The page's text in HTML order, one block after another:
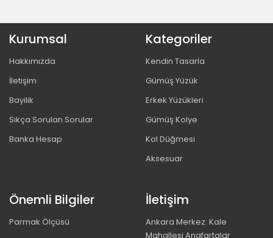
Kurumsal
Hakkımızda
İletişim
Bayilik
Sıkça Sorulan Sorular
Banka Hesap
Kategoriler
Kendin Tasarla
Gümüş Yüzük
Erkek Yüzükleri
Gümüş Kolye
Kol Düğmesi
Aksesuar
Önemli Bilgiler
Parmak Ölçüsü
İletişim
Ankara Merkez: Kale
Mahallesi Anafartalar